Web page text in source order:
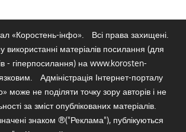
«Коростень-інфо».
Всі права захищені.
використанні матеріалів посилання (для
- гіперпосилання) на www.korosten-
Адміністрація Інтернет-порталу
може не поділяти точку зору авторів і не
за зміст опублікованих матеріалів.
знаком ®("Реклама"), публікуються